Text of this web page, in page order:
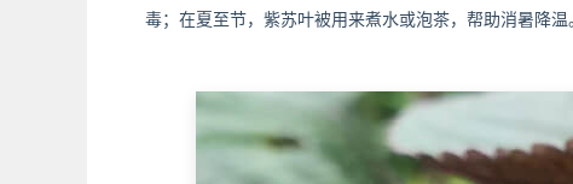
毒；在夏至节，紫苏叶被用来煮水或泡茶，帮助消暑降温